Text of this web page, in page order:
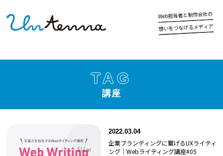
Web担当者と制作会社の
想いをつなげるメディア
TAG
講座
2022.03.04
企業ブランディングに繋げるUXライティ
ング｜Webライティング講座#05